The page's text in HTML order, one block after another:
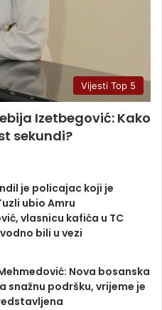
Vijesti Top 5
Izetbegović: Kako
sekundi?
je policajac koji je
ubio Amru
vlasnicu kafića u TC
bili u vezi
Nova bosanska
snažnu podršku, vrijeme je